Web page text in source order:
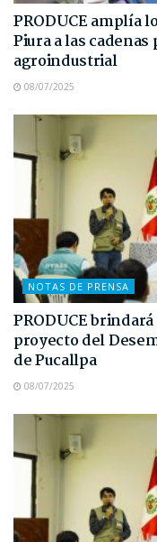
PRODUCE amplía
Piura a las
agroindustrial
08/07/2025
NOTAS DE PRENSA
PRODUCE
proyecto del
de Pucallpa
08/07/2025